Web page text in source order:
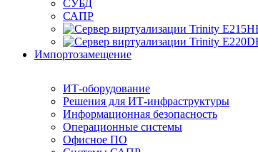
СУБД
САПР
Импортозамещение
ИТ-оборудование
Решения для ИТ-инфраструктуры
Информационная безопасность
Операционные системы
Офисное ПО